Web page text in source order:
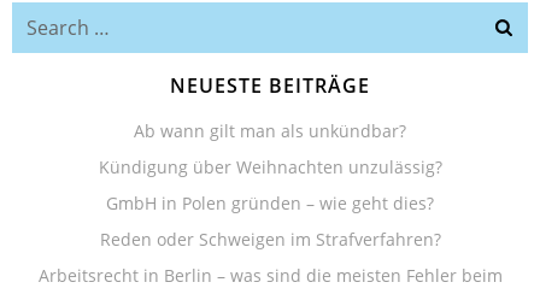
NEUESTE BEITRÄGE
Ab wann gilt man als unkündbar?
Kündigung über Weihnachten unzulässig?
GmbH in Polen gründen – wie geht dies?
Reden oder Schweigen im Strafverfahren?
Arbeitsrecht in Berlin – was sind die meisten Fehler beim